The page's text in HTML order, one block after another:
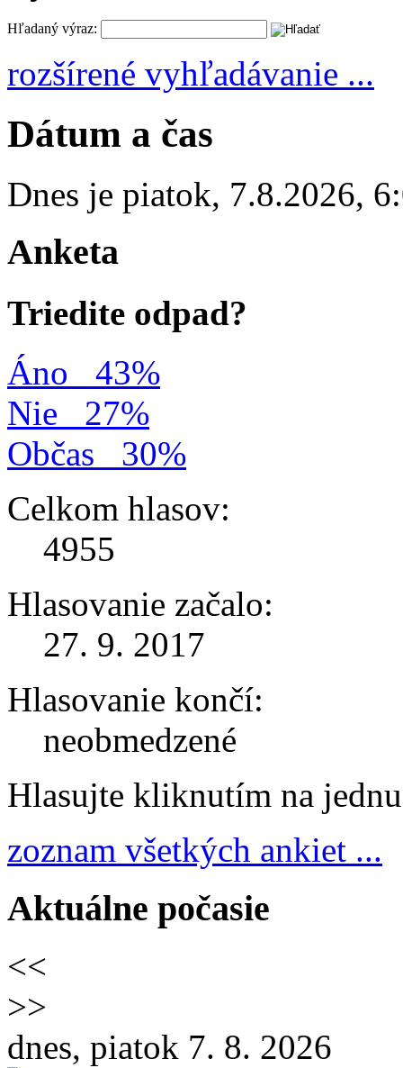
Hľadaný výraz:
rozšírené vyhľadávanie ...
Dátum a čas
Dnes je piatok, 7.8.2026,
Anketa
Triedite odpad?
Áno
43%
Nie
27%
Občas
30%
Celkom hlasov:
4955
Hlasovanie začalo:
27. 9. 2017
Hlasovanie končí:
neobmedzené
Hlasujte kliknutím na
zoznam všetkých ankiet ...
Aktuálne počasie
<<
>>
dnes, piatok 7. 8. 2026